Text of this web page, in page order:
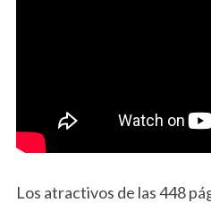
Los atractivos de las 448